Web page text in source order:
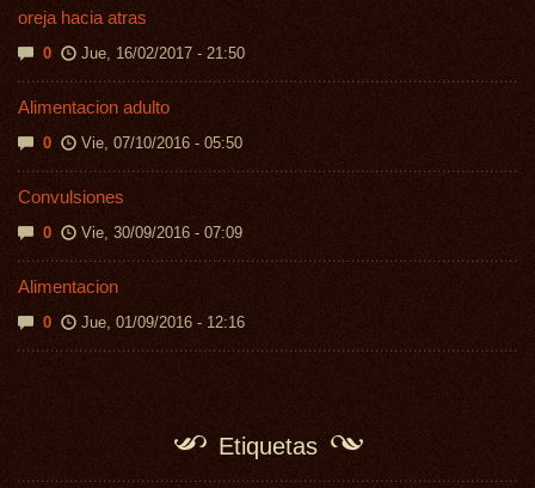
oreja hacia atras
0 Jue, 16/02/2017 - 21:50
Alimentacion adulto
0 Vie, 07/10/2016 - 05:50
Convulsiones
0 Vie, 30/09/2016 - 07:09
Alimentacion
0 Jue, 01/09/2016 - 12:16
Etiquetas